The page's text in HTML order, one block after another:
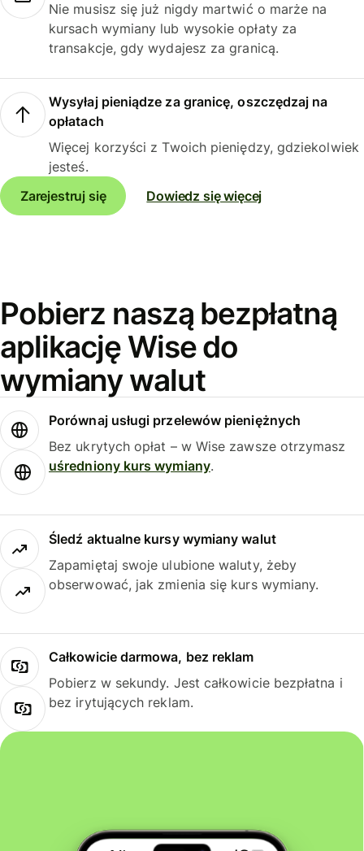
Nie musisz się już nigdy martwić o marże na
kursach wymiany lub wysokie opłaty za
transakcje, gdy wydajesz za granicą.
Wysyłaj pieniądze za granicę, oszczędzaj na
opłatach
Więcej korzyści z Twoich pieniędzy, gdziekolwiek
jesteś.
Zarejestruj się
Dowiedz się więcej
Pobierz naszą bezpłatną
aplikację Wise do
wymiany walut
Porównaj usługi przelewów pieniężnych
Bez ukrytych opłat – w Wise zawsze otrzymasz
uśredniony kurs wymiany.
Śledź aktualne kursy wymiany walut
Zapamiętaj swoje ulubione waluty, żeby
obserwować, jak zmienia się kurs wymiany.
Całkowicie darmowa, bez reklam
Pobierz w sekundy. Jest całkowicie bezpłatna i
bez irytujących reklam.